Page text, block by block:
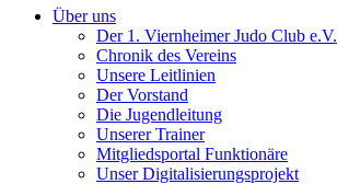
Über uns
Der 1. Viernheimer Judo Club e.V.
Chronik des Vereins
Unsere Leitlinien
Der Vorstand
Die Jugendleitung
Unserer Trainer
Mitgliedsportal Funktionäre
Unser Digitalisierungsprojekt